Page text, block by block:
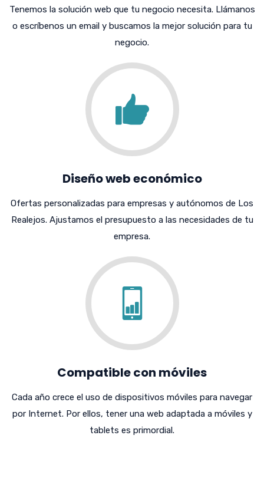
Tenemos la solución web que tu negocio necesita. Llámanos
o escríbenos un email y buscamos la mejor solución para tu
negocio.
Diseño web económico
Ofertas personalizadas para empresas y autónomos de Los
Realejos. Ajustamos el presupuesto a las necesidades de tu
empresa.
Compatible con móviles
Cada año crece el uso de dispositivos móviles para navegar
por Internet. Por ellos, tener una web adaptada a móviles y
tablets es primordial.